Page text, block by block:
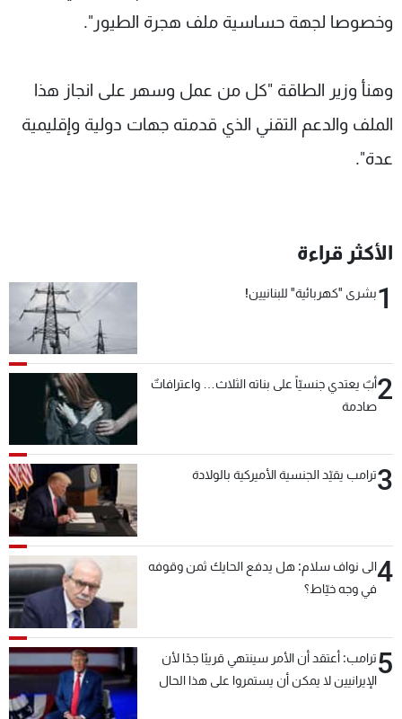
وخصوصا لجهة حساسية ملف هجرة الطيور".
وهنأ وزير الطاقة "كل من عمل وسهر على انجاز هذا
الملف والدعم التقني الذي قدمته جهات دولية وإقليمية
عدة".
الأكثر قراءة
1بشرى "كهربائية" للبنانيين!
2أبٌ يعتدي جنسيّاً على بناته الثلاث… واعترافاتٌ
صادمة
3ترامب يقيّد الجنسية الأميركية بالولادة
4الى نواف سلام: هل يدفع الحايك ثمن وقوفه
في وجه خيّاط؟
5ترامب: أعتقد أن الأمر سينتهي قريبًا جدًا لأن
الإيرانيين لا يمكن أن يستمروا على هذا الحال